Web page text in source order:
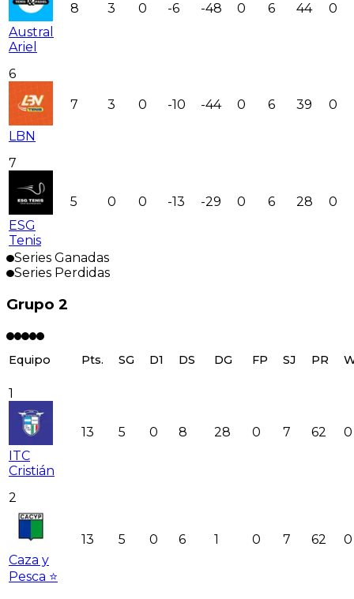
Austral
Ariel
8 3 0 -6 -48 0 6 44 0
6
LBN
7 3 0 -10 -44 0 6 39 0
7
ESG
Tenis
5 0 0 -13 -29 0 6 28 0
Series Ganadas
Series Perdidas
Grupo 2
Equipo Pts. SG D1 DS DG FP SJ PR
1
ITC
Cristián
13 5 0 8 28 0 7 62 0
2
Caza y
Pesca ⭐
13 5 0 6 1 0 7 62 0